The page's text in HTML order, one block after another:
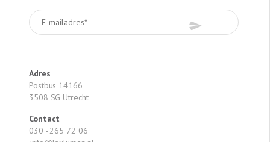
Adres
Postbus 14166
3508 SG Utrecht
Contact
030 - 265 72 06